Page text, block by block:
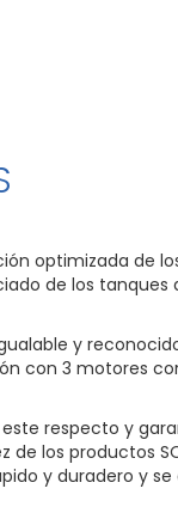
optimizada de
de los tanques
y
con 3 motores
respecto y
los productos
y duradero y se